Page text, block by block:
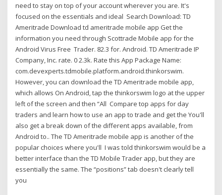
need to stay on top of your account wherever you are. It's
focused on the essentials and ideal Search Download: TD
Ameritrade Download td ameritrade mobile app Get the
information you need through Scottrade Mobile app for the
Android Virus Free Trader. 82.3 for. Android. TD Ameritrade IP
Company, Inc. rate. 0 2.3k. Rate this App Package Name:
com.devexperts.tdmobile.platform.android.thinkorswim.
However, you can download the TD Ameritrade mobile app,
which allows On Android, tap the thinkorswim logo at the upper
left of the screen and then “All Compare top apps for day
traders and learn how to use an app to trade and get the You'll
also get a break down of the different apps available, from
Android to.. The TD Ameritrade mobile app is another of the
popular choices where you'll I was told thinkorswim would be a
better interface than the TD Mobile Trader app, but they are
essentially the same. The “positions” tab doesn't clearly tell
you